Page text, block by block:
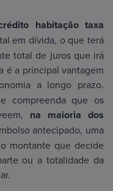
habitação taxa
em dívida, o que terá
total de juros que irá
é a principal vantagem
a longo prazo.
compreenda que os
na maioria dos
antecipado, uma
montante que decide
ou a totalidade da